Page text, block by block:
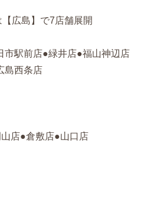
【広島】で7店舗展開
市駅前店●緑井店●福山神辺店
島西条店
店●倉敷店●山口店